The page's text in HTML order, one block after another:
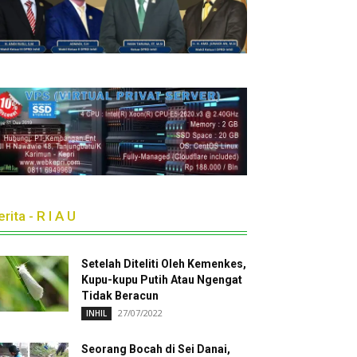
- R I A U
Setelah Diteliti Oleh Kemenkes,
Kupu-kupu Putih Atau Ngengat
Tidak Beracun
INHIL 27/07/2022
Seorang Bocah di Sei Danai,